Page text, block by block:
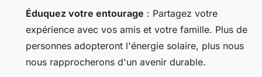
Éduquez votre entourage : Partagez votre
expérience avec vos amis et votre famille. Plus de
personnes adopteront l'énergie solaire, plus nous
nous rapprocherons d'un avenir durable.